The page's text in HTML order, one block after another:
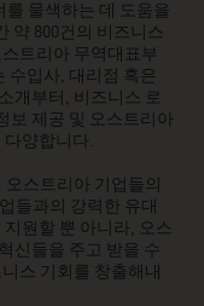
를 물색하는 데 도움을
약 800건의 비즈니스
트리아 무역대표부
수입사, 대리점 혹은
개부터, 비즈니스 로
보 제공 및 오스트리아
양합니다.
오스트리아 기업들의
들과의 강력한 유대
원할 뿐 아니라, 오스
신들을 주고 받을 수
스 기회를 창출해내